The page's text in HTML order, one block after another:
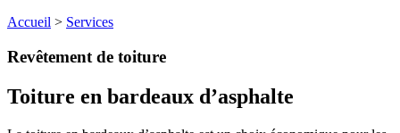
Accueil > Services
Revêtement de toiture
Toiture en bardeaux d’asphalte